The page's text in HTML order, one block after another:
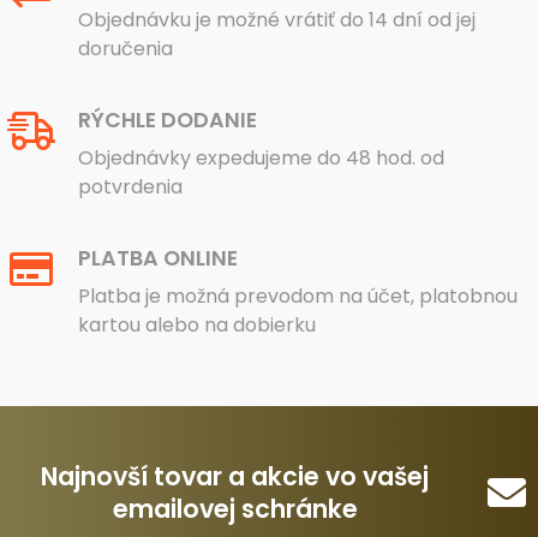
Objednávku je možné vrátiť do 14 dní od jej
doručenia
RÝCHLE DODANIE
Objednávky expedujeme do 48 hod. od
potvrdenia
PLATBA ONLINE
Platba je možná prevodom na účet, platobnou
kartou alebo na dobierku
Najnovší tovar a akcie vo vašej
emailovej schránke